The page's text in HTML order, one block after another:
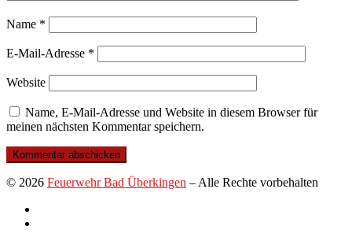
Name *
E-Mail-Adresse *
Website
Name, E-Mail-Adresse und Website in diesem Browser für
meinen nächsten Kommentar speichern.
© 2026 Feuerwehr Bad Überkingen – Alle Rechte vorbehalten